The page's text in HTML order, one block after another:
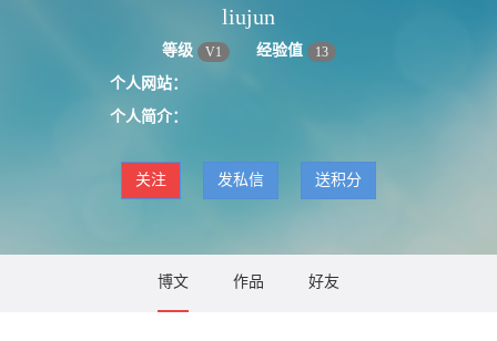
liujun
等级 V1 经验值 13
个人网站：
个人简介：
关注 发私信 送积分
博文 作品 好友